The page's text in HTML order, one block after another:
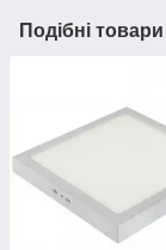
Подібні